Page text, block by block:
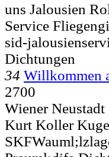
uns Jalousien
Service
sid-
Dichtungen
34 Willkommen
2700
Wiener Neustadt
Kurt Koller